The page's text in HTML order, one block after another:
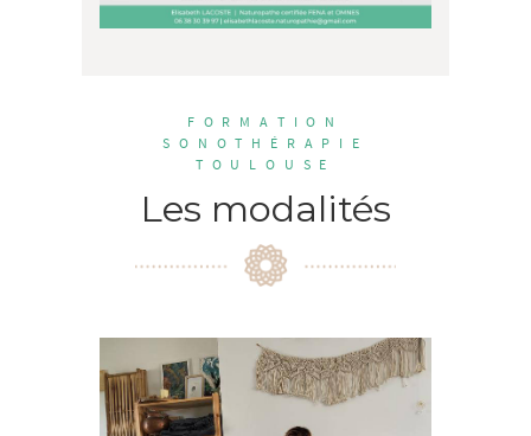
FORMATION
SONOTHÉRAPIE
TOULOUSE
Les modalités